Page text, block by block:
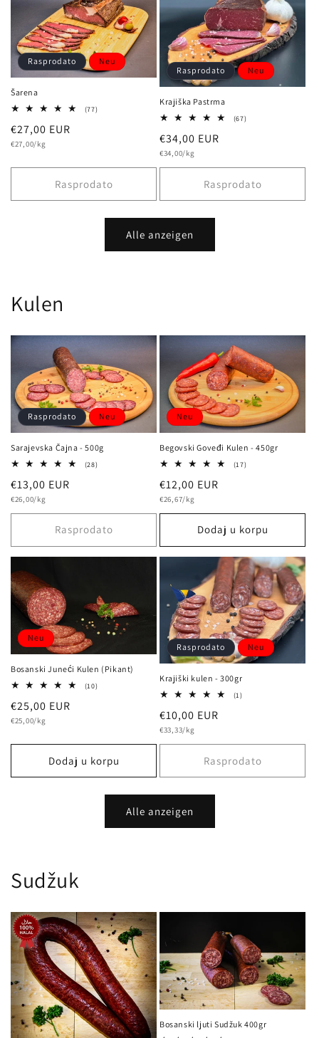
Rasprodato Neu
Šarena
(77)77
Normalna
cijena
€27,00 EUR
osnovna
€27,00/kg
Rasprodato
Rasprodato Neu
Krajiška Pastrma
(67)67
Normalna
cijena
€34,00 EUR
osnovna
€34,00/kg
Rasprodato
Alle anzeigen
Kulen
Rasprodato Neu
Sarajevska Čajna - 500g
(28)28
Normalna
cijena
€13,00 EUR
osnovna
€26,00/kg
Rasprodato
Neu
Begovski Goveđi Kulen - 450gr
(17)17
Normalna
cijena
€12,00 EUR
osnovna
€26,67/kg
Dodaj u korpu
Neu
Bosanski Juneći Kulen (Pikant)
(10)10
Normalna
cijena
€25,00 EUR
osnovna
€25,00/kg
Dodaj u korpu
Rasprodato Neu
Krajiški kulen - 300gr
(1)1
Normalna
cijena
€10,00 EUR
osnovna
€33,33/kg
Rasprodato
Alle anzeigen
Sudžuk
Bosanski ljuti Sudžuk 400gr